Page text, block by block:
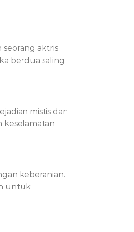
seorang aktris
berdua saling
mistis dan
keselamatan
keberanian.
untuk